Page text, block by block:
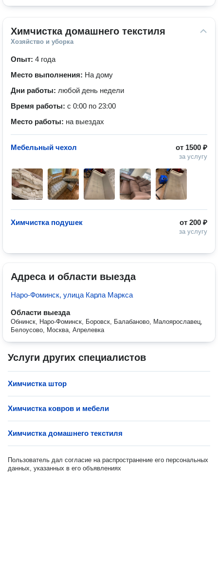
Химчистка домашнего текстиля
Хозяйство и уборка
Опыт: 4 года
Место выполнения: На дому
Дни работы: любой день недели
Время работы: с 0:00 по 23:00
Место работы: на выездах
от 1500 ₽
за услугу
Мебельный чехол
от 200 ₽
за услугу
Химчистка подушек
Адреса и области выезда
Наро-Фоминск, улица Карла Маркса
Области выезда
Обнинск, Наро-Фоминск, Боровск, Балабаново, Малоярославец,
Белоусово, Москва, Апрелевка
Услуги других специалистов
Химчистка штор
Химчистка ковров и мебели
Химчистка домашнего текстиля
Пользователь дал согласие на распространение его персональных
данных, указанных в его объявлениях